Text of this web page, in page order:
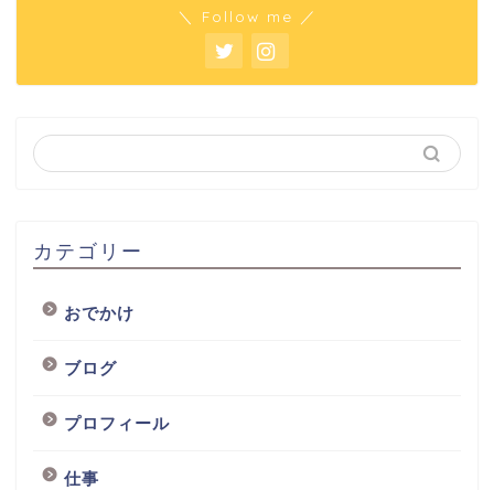
＼ Follow me ／
カテゴリー
おでかけ
ブログ
プロフィール
仕事